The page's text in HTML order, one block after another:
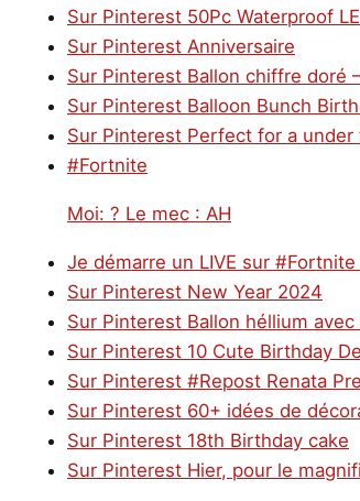
Sur Pinterest 50Pc Waterproof
Sur Pinterest Anniversaire
Sur Pinterest Ballon chiffre doré
Sur Pinterest Balloon Bunch
Sur Pinterest Perfect for a
#Fortnite
Moi: ? Le mec : AH
Je démarre un LIVE sur
Sur Pinterest New Year 2024
Sur Pinterest Ballon héllium
Sur Pinterest 10 Cute Birthday
Sur Pinterest #Repost Renata
Sur Pinterest 60+ idées de
Sur Pinterest 18th Birthday cake
Sur Pinterest Hier, pour le